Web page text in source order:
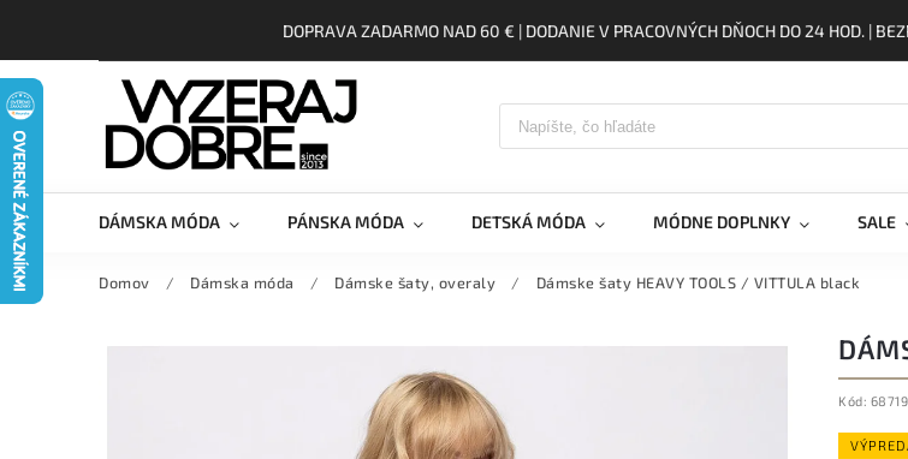
DOPRAVA ZADARMO NAD 60 € | DODANIE V PRACOVNÝCH DŇOCH DO 24 HOD. |
DÁMSKA MÓDA PÁNSKA MÓDA DETSKÁ MÓDA MÓDNE DOPLNKY SALE
Domov / Dámska móda / Dámske šaty, overaly / Dámske šaty HEAVY TOOLS / VITTULA black
Kód: